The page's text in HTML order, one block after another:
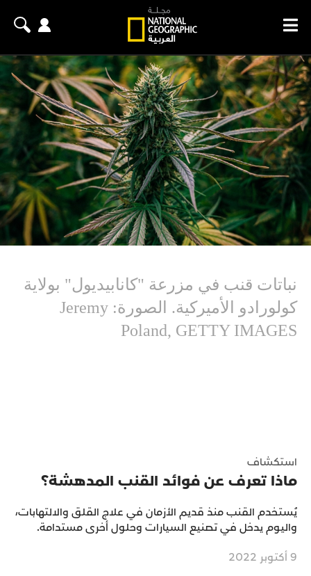
نباتات قنب في مزرعة "كانابيديول" بولاية
كولورادو الأميركية. الصورة: Jeremy
Poland, GETTY IMAGES
استكشاف
ماذا تعرف عن فوائد القنب المدهشة؟
يُستخدم القنب منذ قديم الأزمان في علاج القلق والالتهابات،
واليوم يدخل في تصنيع السيارات وحلول أخرى مستدامة.
9 أكتوبر 2022